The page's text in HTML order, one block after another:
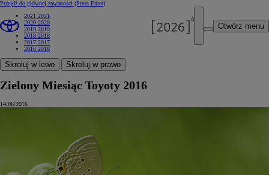
Przejdź do głównej zawartości (Press Enter)
Otwórz menu
2021 2021
2020 2020
2019 2019
2018 2018
2017 2017
2016 2016
Skroluj w lewo Skroluj w prawo
Zielony Miesiąc Toyoty 2016
14/06/2016